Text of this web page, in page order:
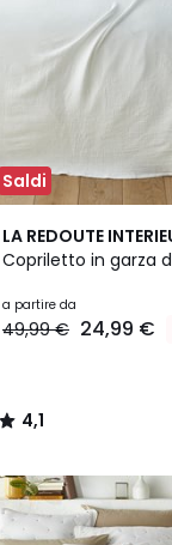
Saldi
LA REDOUTE
Copriletto in garza
a partire da
49,99 € 24,99 €
4,1
/ 5
7
Colori
4,1
/